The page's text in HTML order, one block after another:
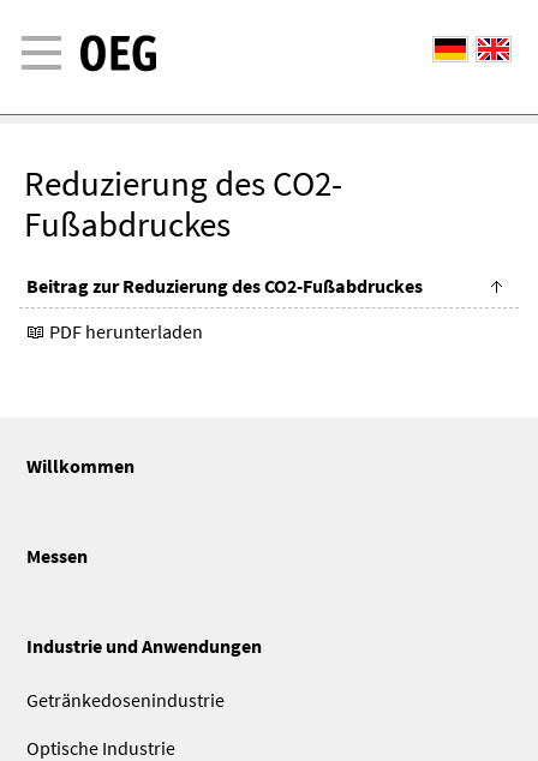
Reduzierung des CO2-
Fußabdruckes
Beitrag zur Reduzierung des CO2-Fußabdruckes
PDF herunterladen
Willkommen
Messen
Industrie und Anwendungen
Getränkedosenindustrie
Optische Industrie